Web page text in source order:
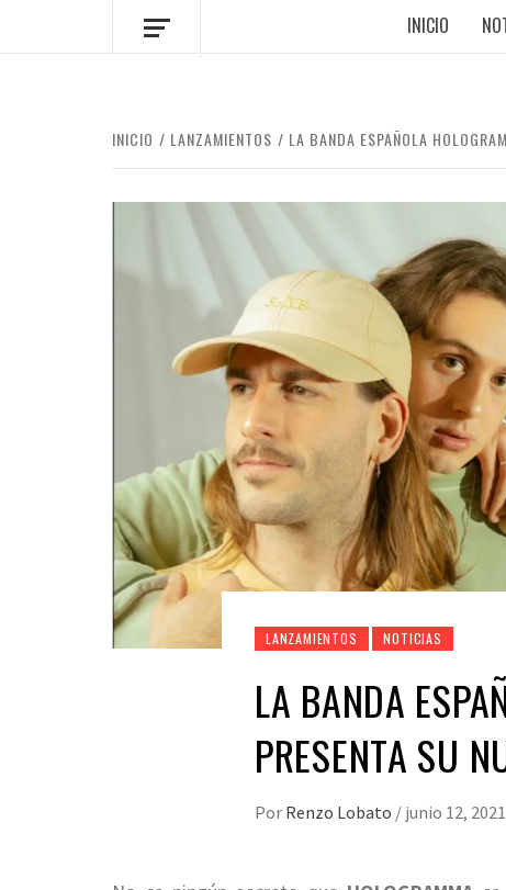
INICIO
INICIO LANZAMIENTOS LA BANDA ESPAÑOLA
LANZAMIENTOS NOTICIAS
LA BANDA
PRESENTA SU
Por Renzo Lobato / junio 12, 2021